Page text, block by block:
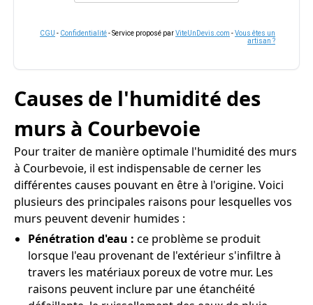
CGU - Confidentialité- Service proposé parViteUnDevis.com -Vous êtes un
artisan ?
Causes de l'humidité des
murs à Courbevoie
Pour traiter de manière optimale l'humidité des murs
à Courbevoie, il est indispensable de cerner les
différentes causes pouvant en être à l'origine. Voici
plusieurs des principales raisons pour lesquelles vos
murs peuvent devenir humides :
Pénétration d'eau : ce problème se produit
lorsque l'eau provenant de l'extérieur s'infiltre à
travers les matériaux poreux de votre mur. Les
raisons peuvent inclure par une étanchéité